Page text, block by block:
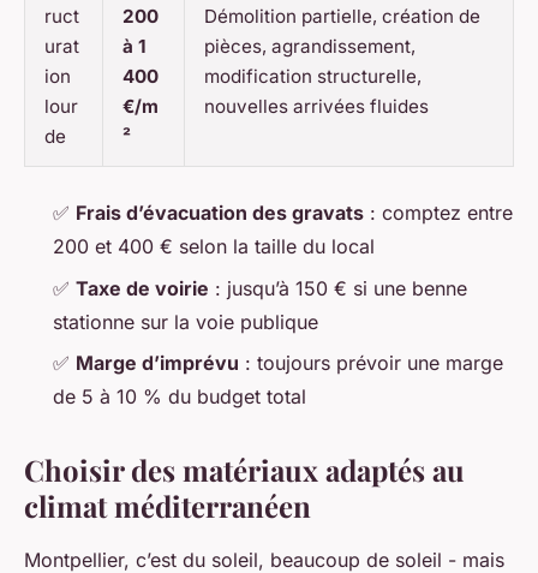
ruct
urat
ion
lour
de
200
à 1
400
€/m
²
Démolition partielle, création de
pièces, agrandissement,
modification structurelle,
nouvelles arrivées fluides
✅ Frais d’évacuation des gravats : comptez entre
200 et 400 € selon la taille du local
✅ Taxe de voirie : jusqu’à 150 € si une benne
stationne sur la voie publique
✅ Marge d’imprévu : toujours prévoir une marge
de 5 à 10 % du budget total
Choisir des matériaux adaptés au
climat méditerranéen
Montpellier, c’est du soleil, beaucoup de soleil - mais